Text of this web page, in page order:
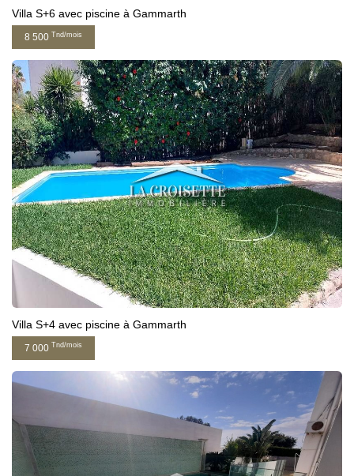
Villa S+6 avec piscine à Gammarth
8 500 Tnd/mois
Villa S+4 avec piscine à Gammarth
7 000 Tnd/mois